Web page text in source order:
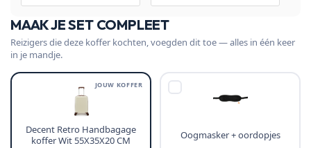
MAAK JE SET COMPLEET
Reizigers die deze koffer kochten, voegden dit toe — alles in één keer
in je mandje.
JOUW KOFFER
Decent Retro Handbagage
koffer Wit 55X35X20 CM
Oogmasker + oordopjes